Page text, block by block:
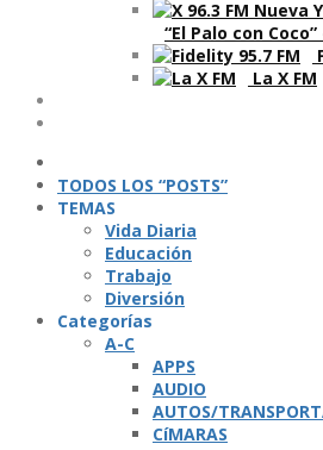
“El Palo con Coco”
La X FM
TODOS LOS “POSTS”
TEMAS
Vida Diaria
Educación
Trabajo
Diversión
Categorí­as
A-C
APPS
AUDIO
AUTOS/
CíMARAS